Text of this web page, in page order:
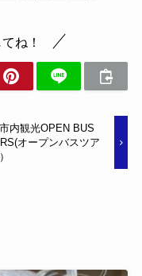
ね！
内観光OPEN BUS
オープンバスツア